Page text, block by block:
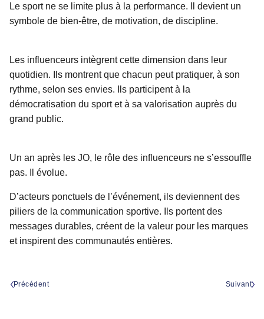
Le sport ne se limite plus à la performance. Il devient un
symbole de bien-être, de motivation, de discipline.
Les influenceurs intègrent cette dimension dans leur
quotidien. Ils montrent que chacun peut pratiquer, à son
rythme, selon ses envies. Ils participent à la
démocratisation du sport et à sa valorisation auprès du
grand public.
Un an après les JO, le rôle des influenceurs ne s’essouffle
pas. Il évolue.
D’acteurs ponctuels de l’événement, ils deviennent des
piliers de la communication sportive. Ils portent des
messages durables, créent de la valeur pour les marques
et inspirent des communautés entières.
Précédent Suivant